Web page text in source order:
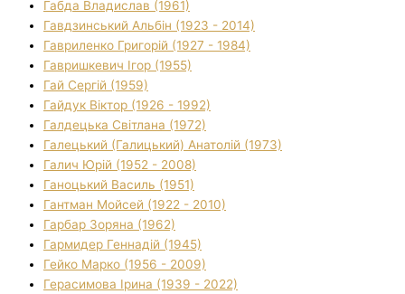
Габда Владислав (1961)
Гавдзинський Альбін (1923 - 2014)
Гавриленко Григорій (1927 - 1984)
Гавришкевич Ігор (1955)
Гай Сергій (1959)
Гайдук Віктор (1926 - 1992)
Галдецька Світлана (1972)
Галецький (Галицький) Анатолій (1973)
Галич Юрій (1952 - 2008)
Ганоцький Василь (1951)
Гантман Мойсей (1922 - 2010)
Гарбар Зоряна (1962)
Гармидер Геннадій (1945)
Гейко Марко (1956 - 2009)
Герасимова Ірина (1939 - 2022)